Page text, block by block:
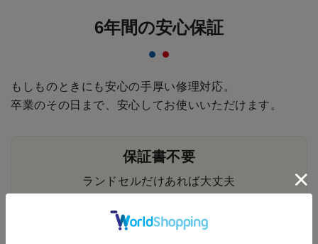
6年間の安心保証
もしものときにも安心の手厚い修理対応。
卒業のその日まで、安心してお使いいただけます。
保証書不要
ランドセルだけあれば大丈夫
送料無料